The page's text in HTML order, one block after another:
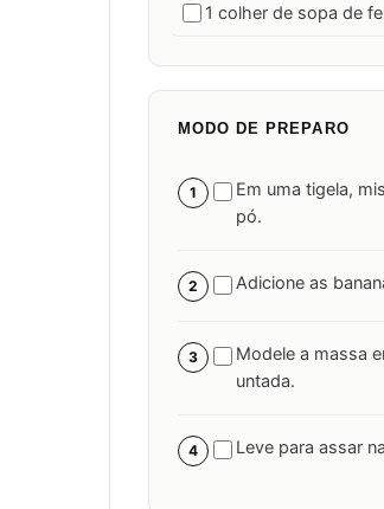
1 colher de sopa de
MODO DE PREPARO
1
Em uma tigela,
pó.
2 Adicione as
3
Modele a massa
untada.
4 Leve para assar